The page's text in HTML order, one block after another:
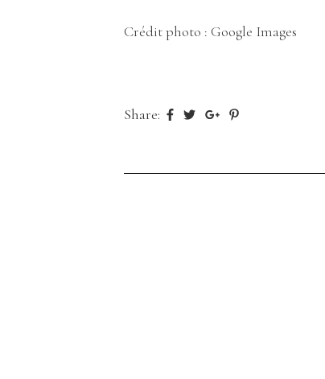
Crédit photo : Google Images
Share: